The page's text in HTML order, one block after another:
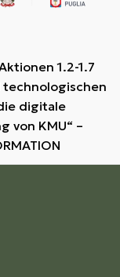
1.2-1.7
technologischen
digitale
von KMU“ –